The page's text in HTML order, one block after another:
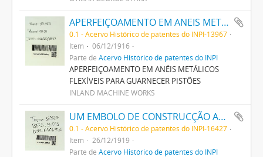
APERFEIÇOAMENTO EM ANEIS METALLICOS FLEXIVEIS PARA GUARNECER PISTONS
0.1 - Acervo Histórico de patentes do INPI-13967
Item
06/12/1916
Parte de Acervo Histórico de patentes do INPI
APERFEIÇOAMENTO EM ANÉIS METÁLICOS
FLEXÍVEIS PARA GUARNECER PISTÕES
INLAND MACHINE WORKS
UM EMBOLO DE CONSTRUCÇÃO APERFEIÇOADA, PARA MOTORES, BOMBAS E FINS SIMILARES
0.1 - Acervo Histórico de patentes do INPI-16427
Item
26/12/1919
Parte de Acervo Histórico de patentes do INPI